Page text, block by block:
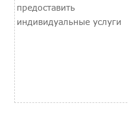
предоставить
индивидуальные услуги